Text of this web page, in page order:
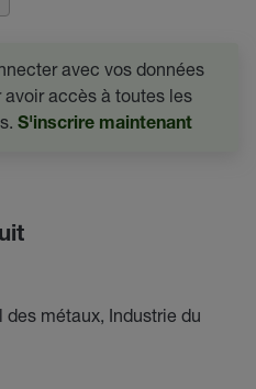
avec vos données
accès à toutes les
S'inscrire maintenant
métaux, Industrie du